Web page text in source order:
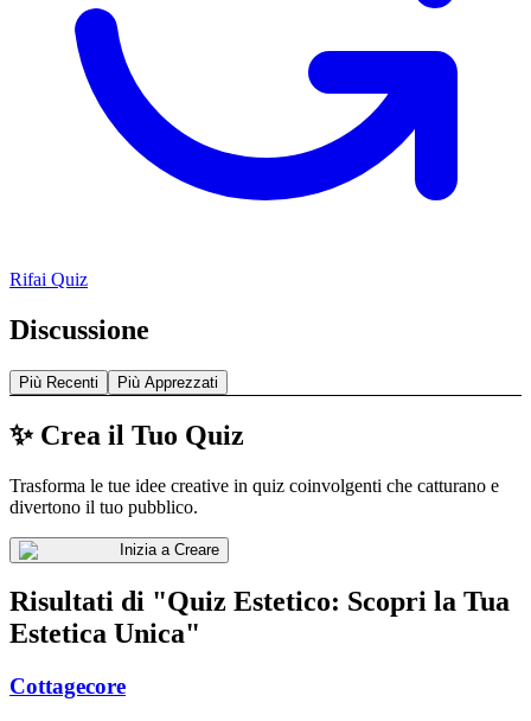
Rifai Quiz
Discussione
Più Recenti Più Apprezzati
✨ Crea il Tuo Quiz
Trasforma le tue idee creative in quiz coinvolgenti che catturano e
divertono il tuo pubblico.
Inizia a Creare
Risultati di "Quiz Estetico: Scopri la Tua
Estetica Unica"
Cottagecore